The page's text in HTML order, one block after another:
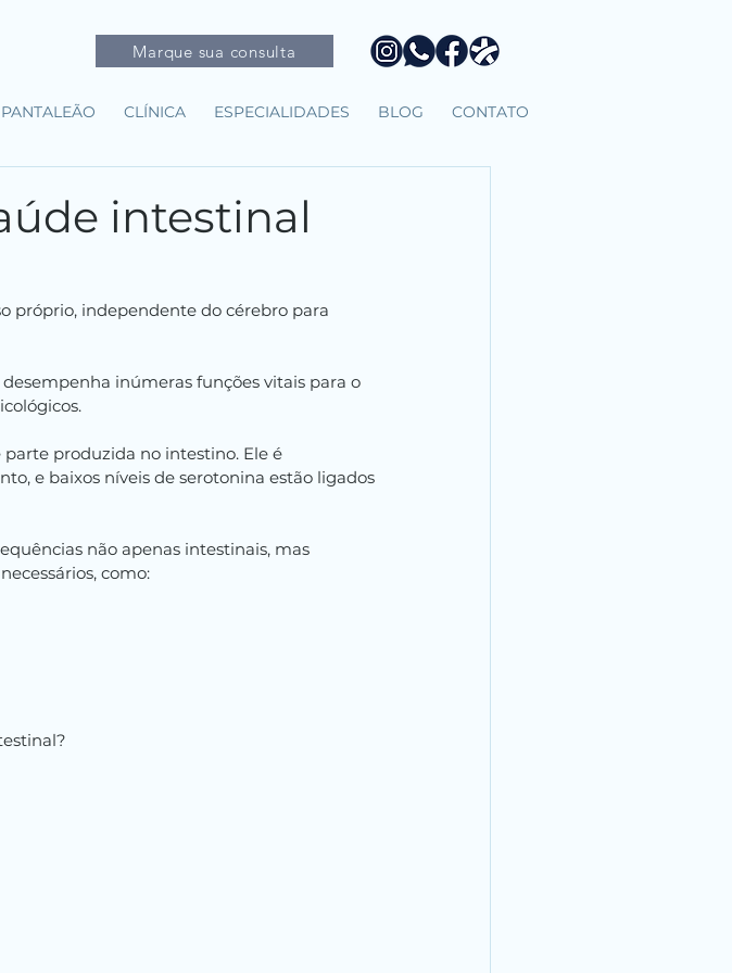
Marque sua consulta
CLÍNICA ESPECIALIDADES BLOG CONTATO
intestinal
próprio, independente do cérebro para
inúmeras funções vitais para o
produzida no intestino. Ele é
e baixos níveis de serotonina estão ligados
não apenas intestinais, mas
como: